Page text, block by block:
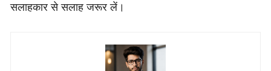
सलाहकार से सलाह जरूर लें।